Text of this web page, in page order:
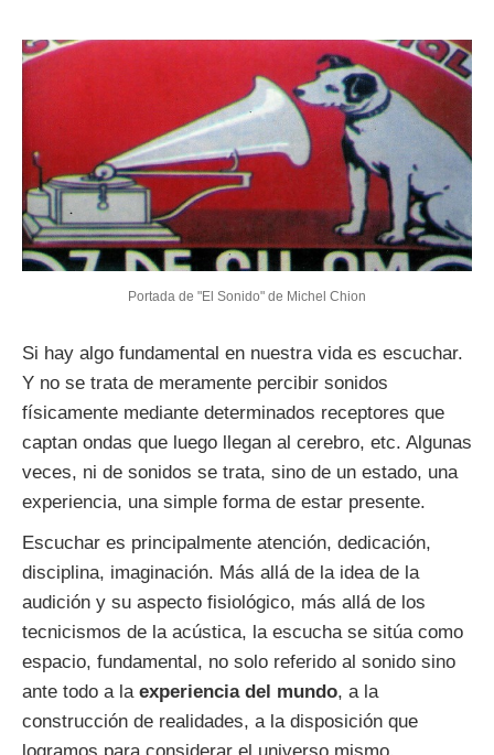
Portada de "El Sonido" de Michel Chion
Si hay algo fundamental en nuestra vida es escuchar.
Y no se trata de meramente percibir sonidos
físicamente mediante determinados receptores que
captan ondas que luego llegan al cerebro, etc. Algunas
veces, ni de sonidos se trata, sino de un estado, una
experiencia, una simple forma de estar presente.
Escuchar es principalmente atención, dedicación,
disciplina, imaginación. Más allá de la idea de la
audición y su aspecto fisiológico, más allá de los
tecnicismos de la acústica, la escucha se sitúa como
espacio, fundamental, no solo referido al sonido sino
ante todo a la experiencia del mundo, a la
construcción de realidades, a la disposición que